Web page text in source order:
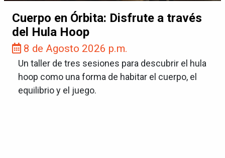
Cuerpo en Órbita: Disfrute a través
del Hula Hoop
8 de Agosto 2026 p.m.
Un taller de tres sesiones para descubrir el hula
hoop como una forma de habitar el cuerpo, el
equilibrio y el juego.